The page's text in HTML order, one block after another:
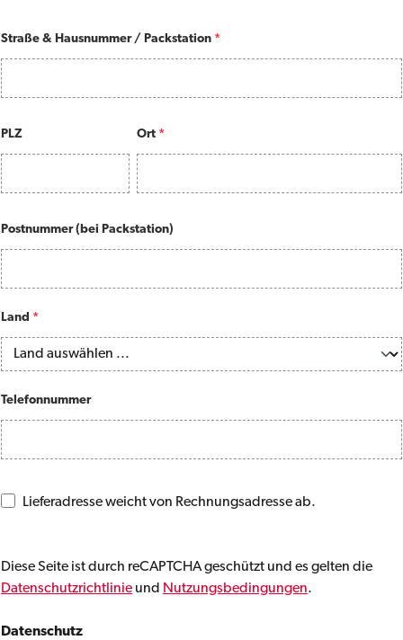
Straße & Hausnummer / Packstation *
PLZ Ort *
Postnummer (bei Packstation)
Land *
Telefonnummer
Lieferadresse weicht von Rechnungsadresse ab.
Diese Seite ist durch reCAPTCHA geschützt und es gelten die
Datenschutzrichtlinie und Nutzungsbedingungen.
Datenschutz